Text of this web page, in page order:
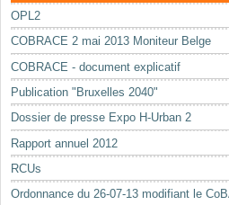
Cartographie
Etudes et publications
Mots-clés
Renseignements urbanistiques
OPL2
COBRACE 2 mai 2013 Moniteur Belge
COBRACE - document explicatif
Publication "Bruxelles 2040"
Dossier de presse Expo H-Urban 2
Rapport annuel 2012
RCUs
Ordonnance du 26-07-13 modifiant le